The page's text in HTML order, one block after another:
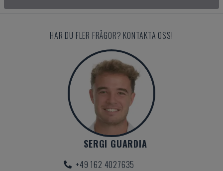
HAR DU FLER FRÅGOR? KONTAKTA OSS!
SERGI GUARDIA
+49 162 4027635